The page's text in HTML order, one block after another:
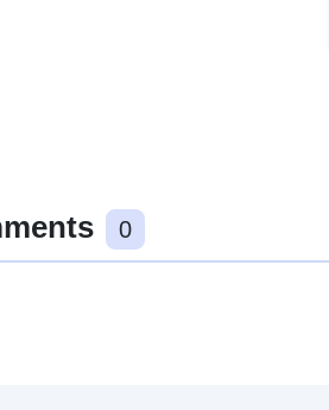
управление на риска от
Този набор от данни се
на карти на изложените
0